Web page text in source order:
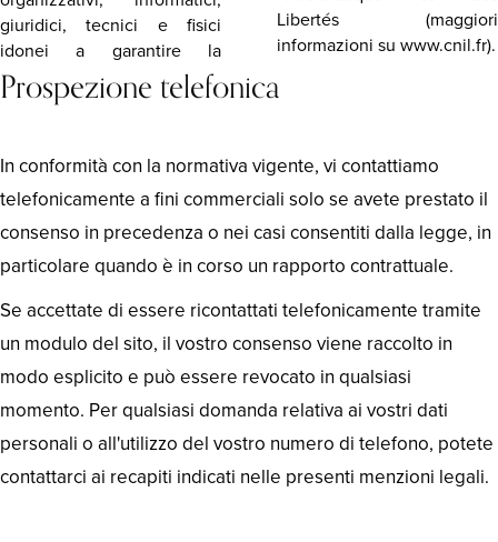
giuridici, tecnici e fisici
idonei a garantire la
Libertés (maggiori
informazioni su www.cnil.fr).
Prospezione telefonica
In conformità con la normativa vigente, vi contattiamo
telefonicamente a fini commerciali solo se avete prestato il
consenso in precedenza o nei casi consentiti dalla legge, in
particolare quando è in corso un rapporto contrattuale.
Se accettate di essere ricontattati telefonicamente tramite
un modulo del sito, il vostro consenso viene raccolto in
modo esplicito e può essere revocato in qualsiasi
momento. Per qualsiasi domanda relativa ai vostri dati
personali o all'utilizzo del vostro numero di telefono, potete
contattarci ai recapiti indicati nelle presenti menzioni legali.